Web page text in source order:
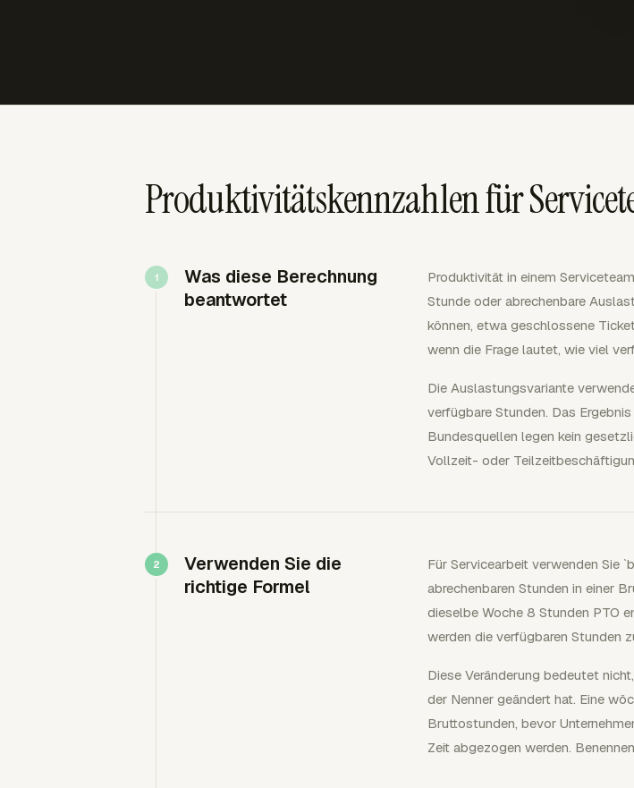
Produktivitätskennzahlen für
Was diese Berechnung
beantwortet
Produktivität in einem
Stunde oder abrechenbare
können, etwa geschlossene
wenn die Frage lautet, wie viel
Die Auslastungsvariante
verfügbare Stunden. Das
Bundesquellen legen kein
Vollzeit- oder
Verwenden Sie die
richtige Formel
Für Servicearbeit verwenden Sie
abrechenbaren Stunden in einer
dieselbe Woche 8 Stunden PTO
werden die verfügbaren Stunden
Diese Veränderung bedeutet
der Nenner geändert hat. Eine
Bruttostunden, bevor
Zeit abgezogen werden.